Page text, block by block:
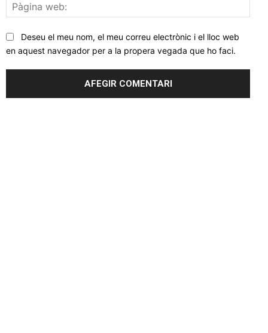
web:
Deseu el meu nom, el meu correu electrònic i el lloc web
en aquest navegador per a la propera vegada que ho faci.